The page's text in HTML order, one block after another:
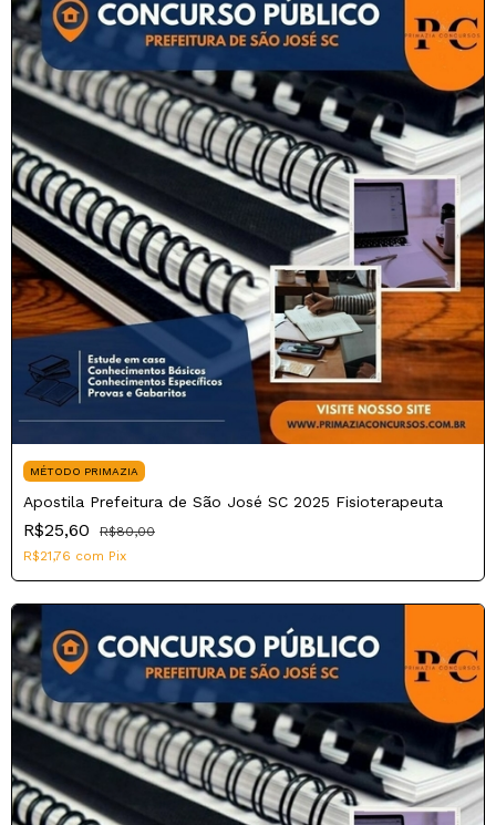
MÉTODO PRIMAZIA
Apostila Prefeitura de São José SC 2025 Fisioterapeuta
R$25,60
R$80,00
R$21,76 com Pix